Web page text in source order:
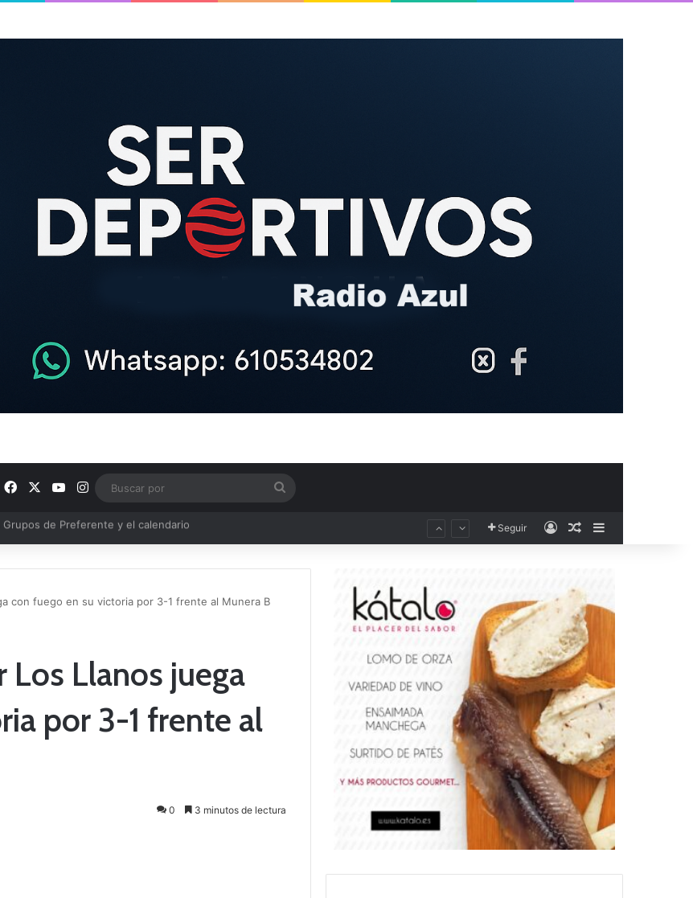
FacebookYouTube
Instagram
en nuestra comarca Seguir AccesoPublicación al
con fuego en su victoria por 3-1 frente al Munera B
Los Llanos juega
por 3-1 frente al
0 3 minutos de lectura